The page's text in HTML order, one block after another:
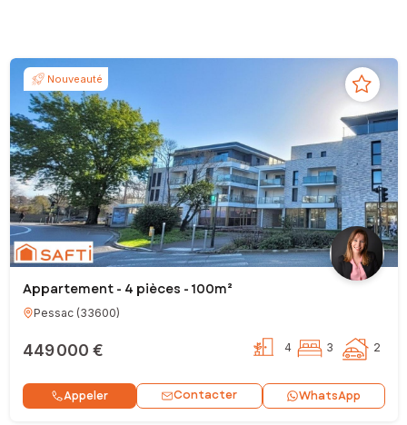
Nouveauté
Appartement - 4 pièces - 100m²
Pessac(33600)
449 000 € 4 3 2
Appeler Contacter WhatsApp